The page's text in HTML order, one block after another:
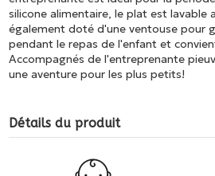
silicone alimentaire, le plat est lavable
également doté d'une ventouse pour
pendant le repas de l'enfant et
Accompagnés de l'entreprenante
une aventure pour les plus petits!
Détails du produit